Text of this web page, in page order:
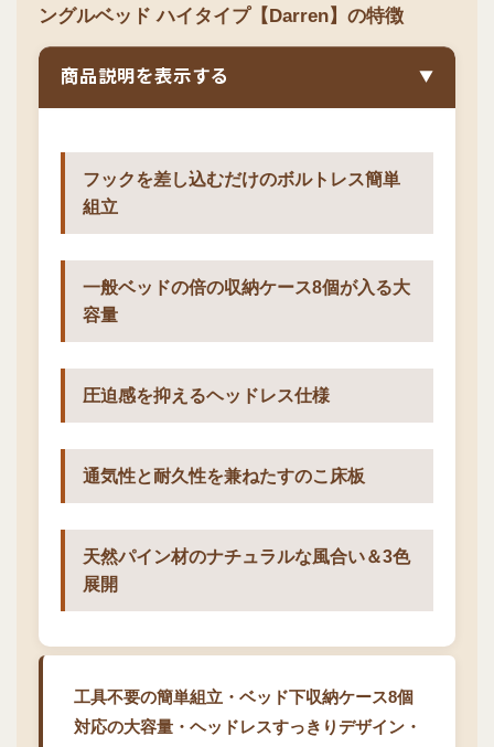
ングルベッド ハイタイプ【Darren】の特徴
商品説明を表示する ▼
フックを差し込むだけのボルトレス簡単
組立
一般ベッドの倍の収納ケース8個が入る大
容量
圧迫感を抑えるヘッドレス仕様
通気性と耐久性を兼ねたすのこ床板
天然パイン材のナチュラルな風合い＆3色
展開
工具不要の簡単組立・ベッド下収納ケース8個
対応の大容量・ヘッドレスすっきりデザイン・